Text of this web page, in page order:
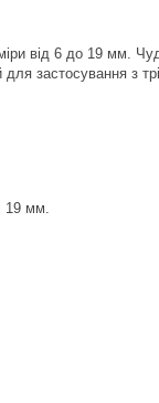
від 6 до 19 мм.
застосування з
19 мм.